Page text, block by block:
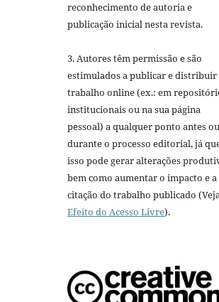
reconhecimento de autoria e
publicação inicial nesta revista.
3. Autores têm permissão e são
estimulados a publicar e distribuir
trabalho online (ex.: em
institucionais ou na sua página
pessoal) a qualquer ponto antes ou
durante o processo editorial, já
isso pode gerar alterações
bem como aumentar o impacto e a
citação do trabalho publicado
Efeito do Acesso Livre).